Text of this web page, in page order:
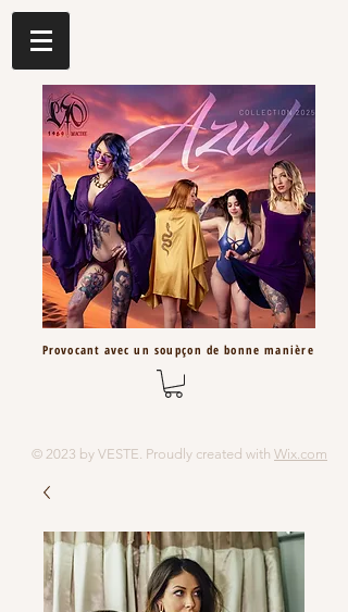
Provocant avec un soupçon de bonne manière
© 2023 by VESTE. Proudly created with Wix.com